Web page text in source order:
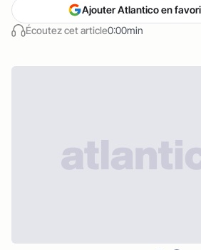
Écoutez cet article0:00min
Ajouter Atlantico en